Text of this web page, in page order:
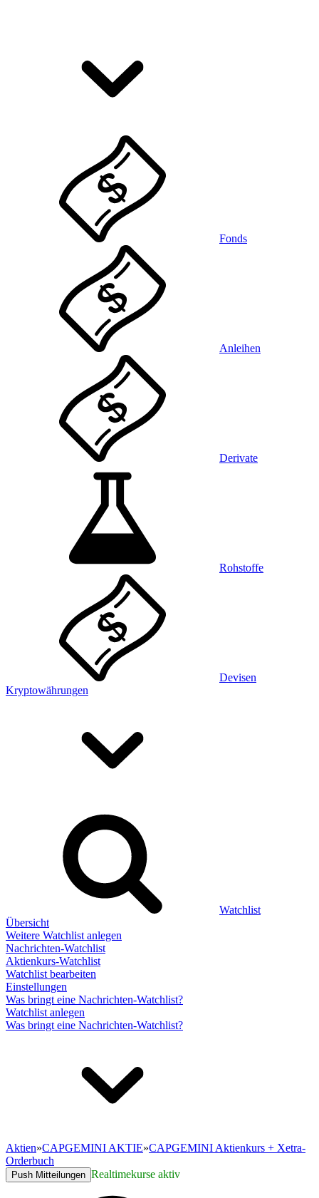
Fonds
Anleihen
Derivate
Rohstoffe
Devisen
Kryptowährungen
Watchlist
Übersicht
Weitere Watchlist anlegen
Nachrichten-Watchlist
Aktienkurs-Watchlist
Watchlist bearbeiten
Einstellungen
Was bringt eine Nachrichten-Watchlist?
Watchlist anlegen
Was bringt eine Nachrichten-Watchlist?
Aktien»CAPGEMINI AKTIE»CAPGEMINI Aktienkurs + Xetra-
Orderbuch
Push Mitteilungen Realtimekurse aktiv